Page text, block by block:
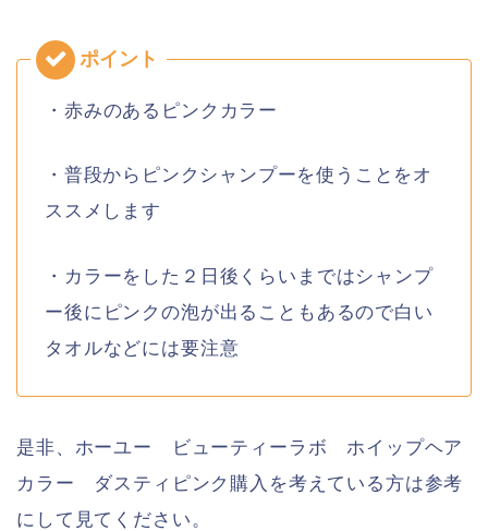
・赤みのあるピンクカラー
・普段からピンクシャンプーを使うことをオ
ススメします
・カラーをした２日後くらいまではシャンプ
ー後にピンクの泡が出ることもあるので白い
タオルなどには要注意
是非、ホーユー ビューティーラボ ホイップヘア
カラー ダスティピンク購入を考えている方は参考
にして見てください。